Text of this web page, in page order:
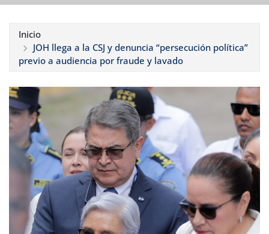
Inicio
JOH llega a la CSJ y denuncia “persecución política”
previo a audiencia por fraude y lavado